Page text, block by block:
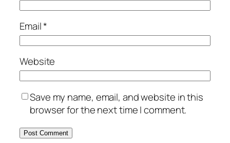
Email*
Website
Save my name, email, and website in this
browser for the next time I comment.